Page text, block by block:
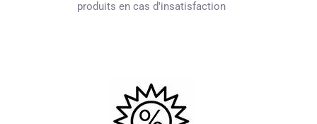
produits en cas d'insatisfaction